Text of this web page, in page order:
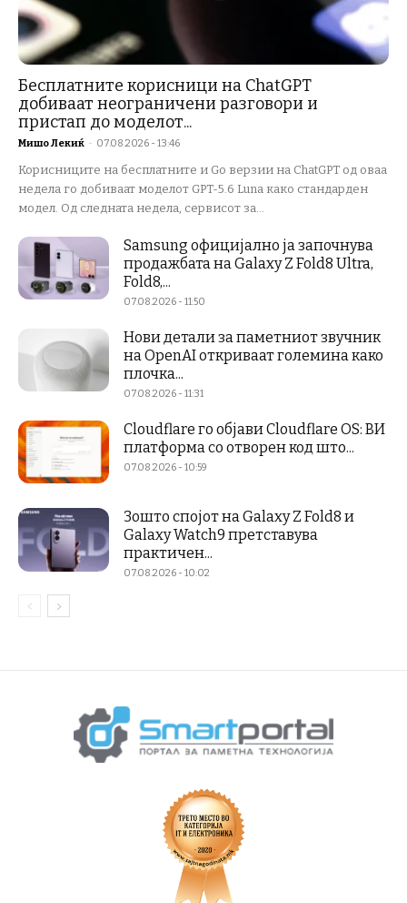
Бесплатните корисници на ChatGPT
добиваат неограничени разговори и
пристап до моделот...
Мишо Лекиќ - 07.08.2026 - 13:46
Корисниците на бесплатните и Go верзии на ChatGPT од оваа
недела го добиваат моделот GPT-5.6 Luna како стандарден
модел. Од следната недела, сервисот за...
Samsung официјално ја започнува
продажбата на Galaxy Z Fold8 Ultra,
Fold8,...
07.08.2026 - 11:50
Нови детали за паметниот звучник
на OpenAI откриваат големина како
плочка...
07.08.2026 - 11:31
Cloudflare го објави Cloudflare OS: ВИ
платформа со отворен код што...
07.08.2026 - 10:59
Зошто спојот на Galaxy Z Fold8 и
Galaxy Watch9 претставува
практичен...
07.08.2026 - 10:02